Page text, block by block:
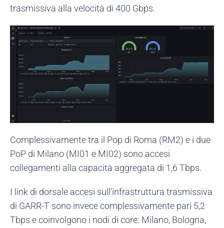
trasmissiva alla velocità di 400 Gbps.
Complessivamente tra il Pop di Roma (RM2) e i due
PoP di Milano (MI01 e MI02) sono accesi
collegamenti alla capacità aggregata di 1,6 Tbps.
I link di dorsale accesi sull’infrastruttura trasmissiva
di GARR-T sono invece complessivamente pari 5,2
Tbps e coinvolgono i nodi di core: Milano, Bologna,